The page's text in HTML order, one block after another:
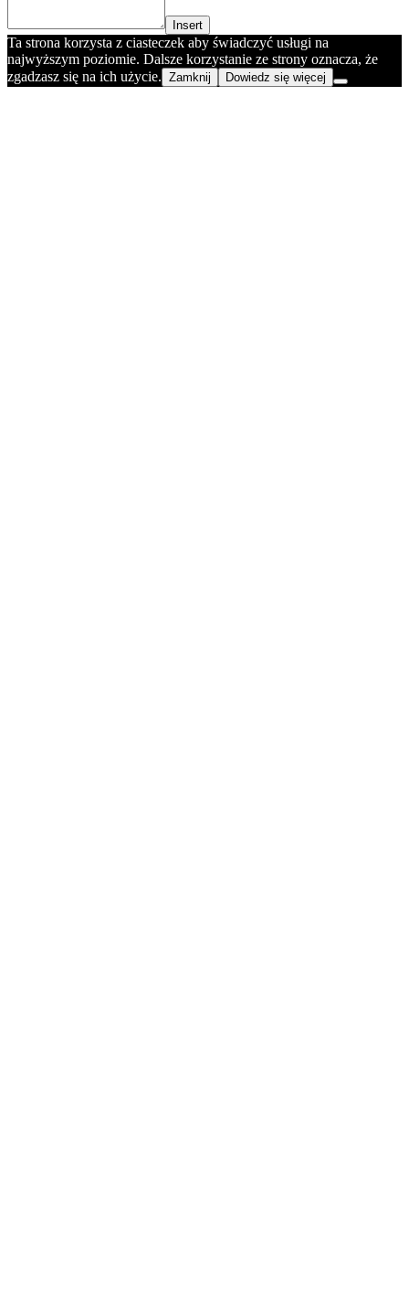
Insert
Ta strona korzysta z ciasteczek aby świadczyć usługi na
najwyższym poziomie. Dalsze korzystanie ze strony oznacza, że
zgadzasz się na ich użycie. Zamknij Dowiedz się więcej